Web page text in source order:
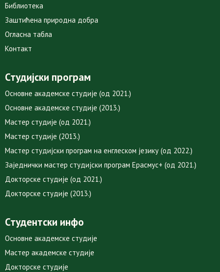
Библиотека
Заштићена природна добра
Огласна табла
Контакт
Студијски програм
Основне академске студије (од 2021.)
Основне академске студије (2013.)
Мастер студије (од 2021.)
Мастер студије (2013.)
Мастер студијски програм на енглеском језику (од 2022.)
Заједнички мастер студијски програм Ерасмус+ (од 2021.)
Докторске студије (од 2021.)
Докторске студије (2013.)
Студентски инфо
Основне академске студије
Мастер академске студије
Докторске студије